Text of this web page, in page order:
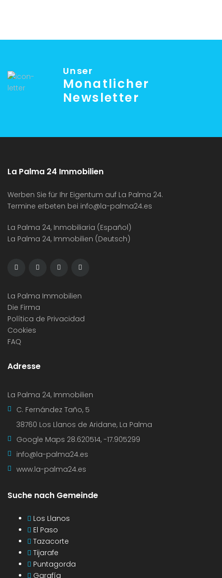
Unser
Monatlicher
Newsletter
La Palma 24 Immobilien
Werben Sie für Ihr Eigentum auf La Palma 24.
Termine erbeten bei info@la-palma24.es
La Palma 24, Inmobiliaria (Español)
La Palma 24, Immobilien (Deutsch)
La Palma Immobilien
Die Firma
Política de Privacidad
Cookies
FAQ
Adresse
La Palma 24, Immobilien
C. Fernández Taño, 5
38760 Los Llanos de Aridane, La Palma
Google Maps 28.620514, -17.905299
info@la-palma24.es
www.la-palma24.es
Suche nach Gemeinde
Los Llanos
El Paso
Tazacorte
Tijarafe
Puntagorda
Garafía